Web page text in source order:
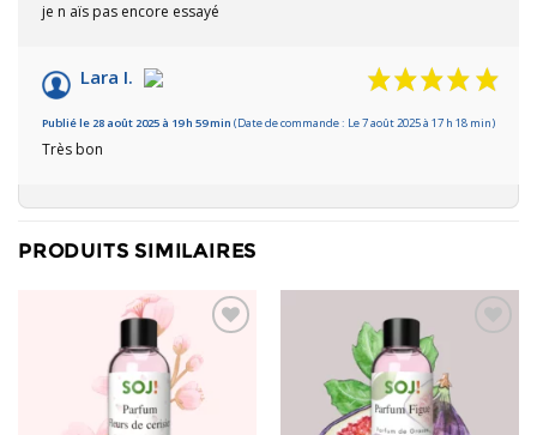
je n aïs pas encore essayé
Lara I.
Publié le 28 août 2025 à 19 h 59 min (Date de commande : Le 7 août 2025 à 17 h 18 min)
Très bon
PRODUITS SIMILAIRES